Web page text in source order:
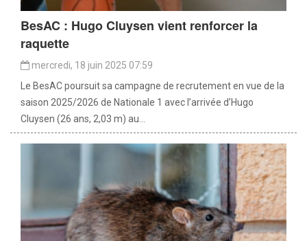
BesAC : Hugo Cluysen vient renforcer la
raquette
mercredi, 18 juin 2025 07:59
Le BesAC poursuit sa campagne de recrutement en vue de la
saison 2025/2026 de Nationale 1 avec l’arrivée d’Hugo
Cluysen (26 ans, 2,03 m) au...